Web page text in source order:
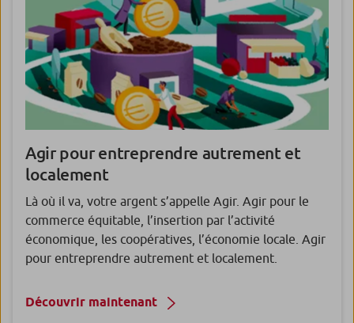
Agir pour entreprendre autrement et
localement
Là où il va, votre argent s’appelle Agir. Agir pour le
commerce équitable, l’insertion par l’activité
économique, les coopératives, l’économie locale. Agir
pour entreprendre autrement et localement.
Découvrir maintenant